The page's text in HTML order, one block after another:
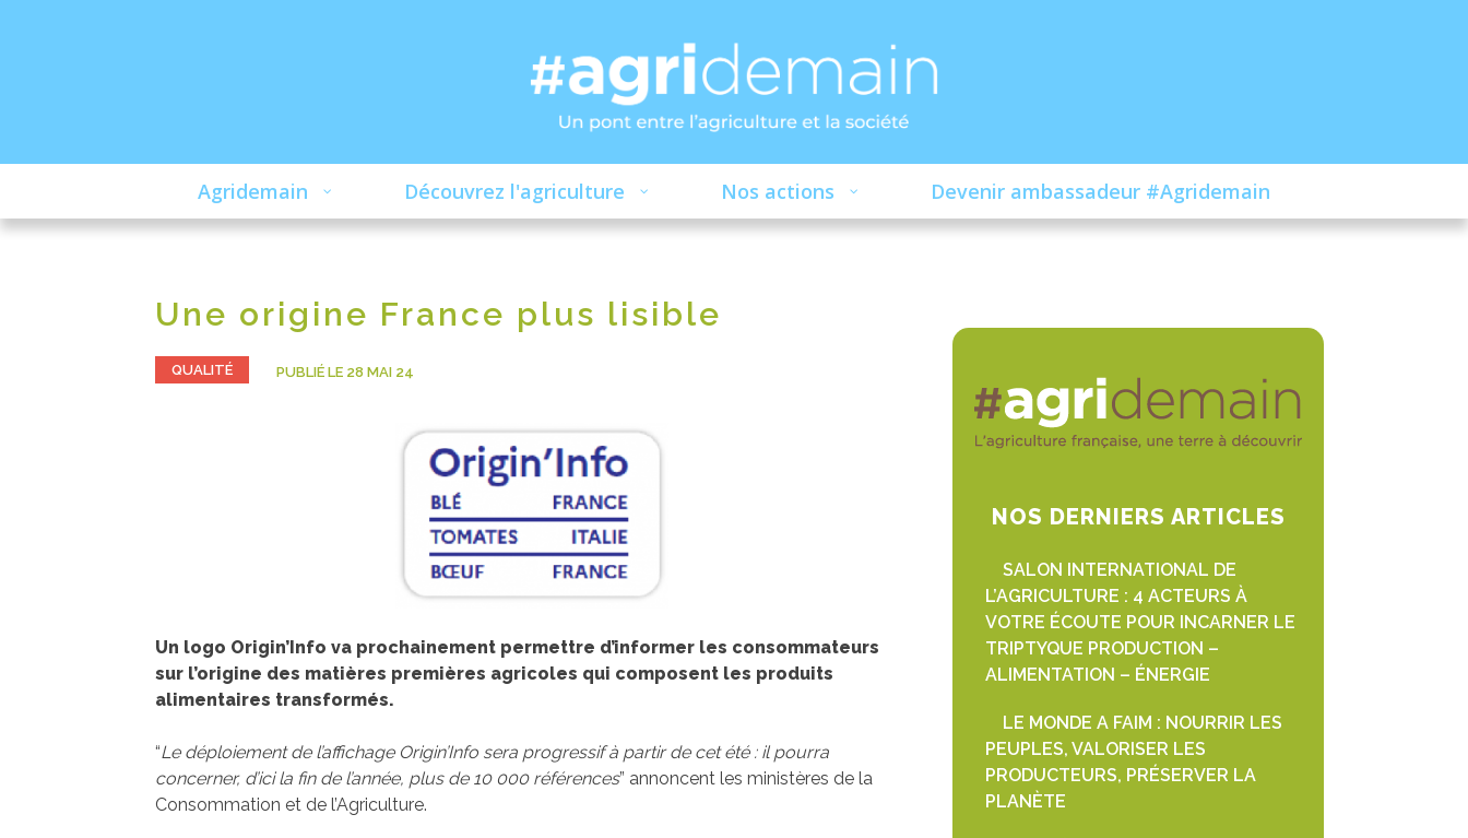
Agridemain Découvrez l'agriculture Nos actions Devenir ambassadeur #Agridemain
Une origine France plus lisible
QUALITÉ PUBLIÉ LE 28 MAI 24
Un logo Origin’Info va prochainement permettre d’informer les consommateurs
sur l’origine des matières premières agricoles qui composent les produits
alimentaires transformés.
“Le déploiement de l’affichage Origin’Info sera progressif à partir de cet été : il pourra
concerner, d’ici la fin de l’année, plus de 10 000 références” annoncent les ministères de la
Consommation et de l’Agriculture.
NOS DERNIERS ARTICLES
SALON INTERNATIONAL DE
L’AGRICULTURE : 4 ACTEURS À
VOTRE ÉCOUTE POUR INCARNER LE
TRIPTYQUE PRODUCTION –
ALIMENTATION – ÉNERGIE
LE MONDE A FAIM : NOURRIR LES
PEUPLES, VALORISER LES
PRODUCTEURS, PRÉSERVER LA
PLANÈTE